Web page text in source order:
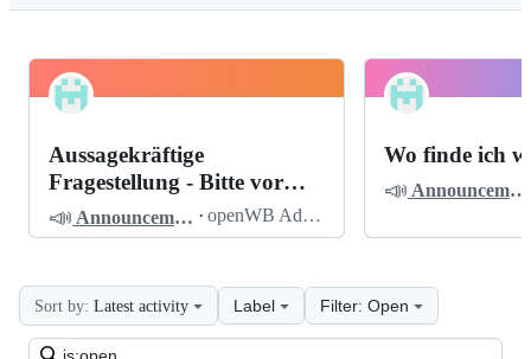
openWB
Discussions
Pinned
Aussagekräftige
Fragestellung - Bitte vor
dem Posten lesen
📣 Announcements · openWB Admin
Wo finde ich
📣 Announcements
Search
Sort by: Latest activity Label Filter: Open